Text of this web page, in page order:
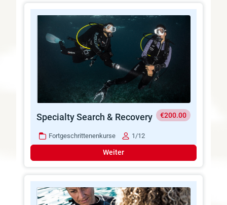
Specialty Search & Recovery €200.00
Fortgeschrittenenkurse 1/12
Weiter